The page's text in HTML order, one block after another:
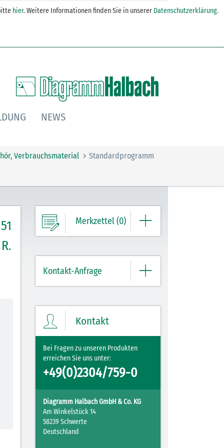
hier. Weitere Informationen finden Sie in unserer Datenschutzerklärung.
NEWS
Verbrauchsmaterial Standardprogramm
Merkzettel (0)
Einträge.
Kontakt-Anfrage
Nachricht ein.
Kontakt
Bei Fragen zu unseren Produkten
erreichen Sie uns unter:
+49(0)2304/759-0
Diagramm Halbach GmbH & Co. KG
Am Winkelstück 14
58239 Schwerte
Deutschland